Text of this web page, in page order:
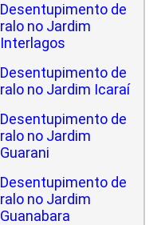
Desentupimento de
ralo no Jardim
Interlagos
Desentupimento de
ralo no Jardim Icaraí
Desentupimento de
ralo no Jardim
Guarani
Desentupimento de
ralo no Jardim
Guanabara